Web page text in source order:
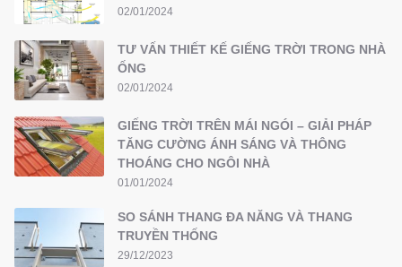
02/01/2024
TƯ VẤN THIẾT KẾ GIẾNG TRỜI TRONG NHÀ
ỐNG
02/01/2024
GIẾNG TRỜI TRÊN MÁI NGÓI – GIẢI PHÁP
TĂNG CƯỜNG ÁNH SÁNG VÀ THÔNG
THOÁNG CHO NGÔI NHÀ
01/01/2024
SO SÁNH THANG ĐA NĂNG VÀ THANG
TRUYỀN THỐNG
29/12/2023